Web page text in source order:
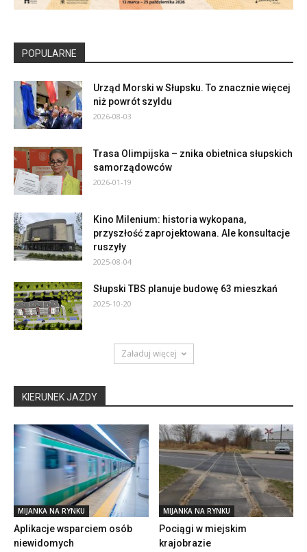
POPULARNE
Urząd Morski w Słupsku. To znacznie więcej
niż powrót szyldu
2026-08-03
Trasa Olimpijska – znika obietnica słupskich
samorządowców
2026-01-19
Kino Milenium: historia wykopana,
przyszłość zaprojektowana. Ale konsultacje
ruszyły
2025-08-04
Słupski TBS planuje budowę 63 mieszkań
2025-10-20
Załaduj więcej
KIERUNEK JAZDY
MIJANKA NA RYNKU
Aplikacje wsparciem osób
niewidomych
MIJANKA NA RYNKU
Pociągi w miejskim
krajobrazie